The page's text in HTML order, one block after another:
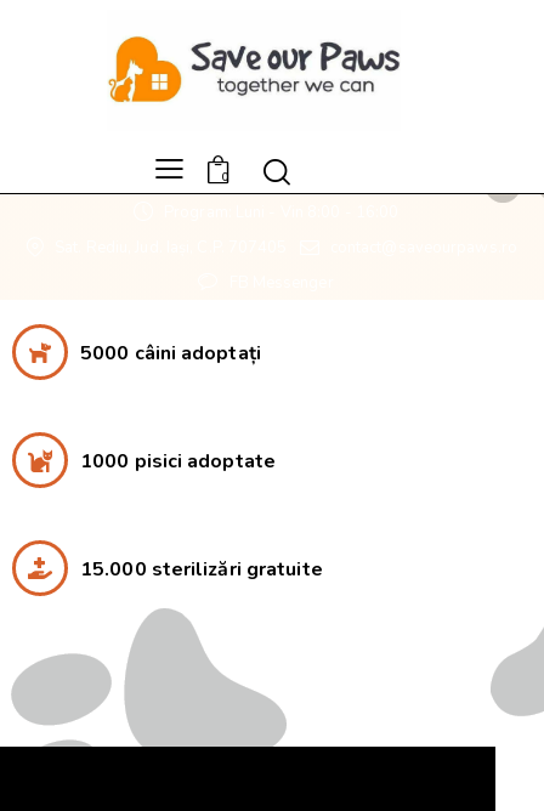
0
5000 câini adoptați
1000 pisici adoptate
15.000 sterilizări gratuite